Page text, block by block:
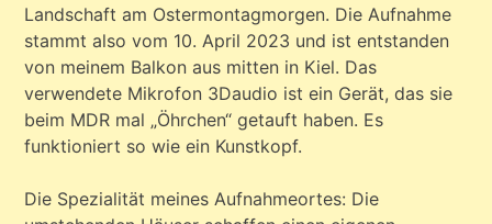
Landschaft am Ostermontagmorgen. Die Aufnahme
stammt also vom 10. April 2023 und ist entstanden
von meinem Balkon aus mitten in Kiel. Das
verwendete Mikrofon 3Daudio ist ein Gerät, das sie
beim MDR mal „Öhrchen“ getauft haben. Es
funktioniert so wie ein Kunstkopf.
Die Spezialität meines Aufnahmeortes: Die